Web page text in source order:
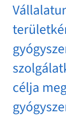
célja